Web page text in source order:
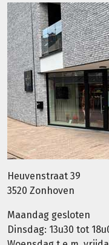
Heuvenstraat 39
3520 Zonhoven
Maandag gesloten
Dinsdag: 13u30 tot